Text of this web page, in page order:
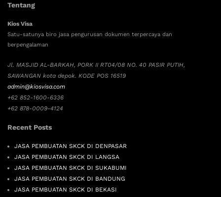
Tentang
Kios Visa
Satu-satunya biro jasa pengurusan dokumen terpercaya dan
berpengalaman
Jl. MASJID AL-BARKAH, PORK II RT04/08 NO. 40 PASIR PUTIH,
SAWANGAN kota depok. KODE POS 16519
admin@kiosvisa.com
+62 852-1600-6336
+62 878-0009-4124
Recent Posts
JASA PEMBUATAN SKCK DI DENPASAR
JASA PEMBUATAN SKCK DI LANGSA
JASA PEMBUATAN SKCK DI SUKABUMI
JASA PEMBUATAN SKCK DI BANDUNG
JASA PEMBUATAN SKCK DI BEKASI